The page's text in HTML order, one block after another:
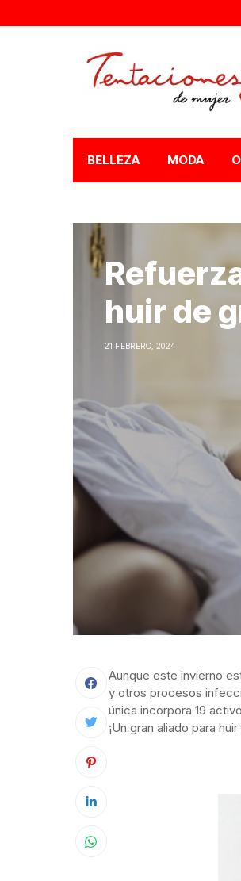
BELLEZA MODA
huir de
21 FEBRERO, 2024
Aunque este invierno
y otros procesos
única incorpora 19
¡Un gran aliado para